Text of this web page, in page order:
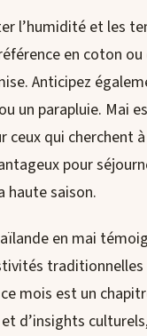
l’humidité et les
en coton
Anticipez
un parapluie. Mai
ceux qui
pour
haute saison.
en mai
mois est un
d’insights